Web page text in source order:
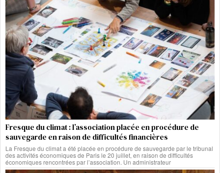
Fresque du climat : l’association placée en procédure de
sauvegarde en raison de difficultés financières
La Fresque du climat a été placée en procédure de sauvegarde par le tribunal
des activités économiques de Paris le 20 juillet, en raison de difficultés
économiques rencontrées par l’association. Un administrateur